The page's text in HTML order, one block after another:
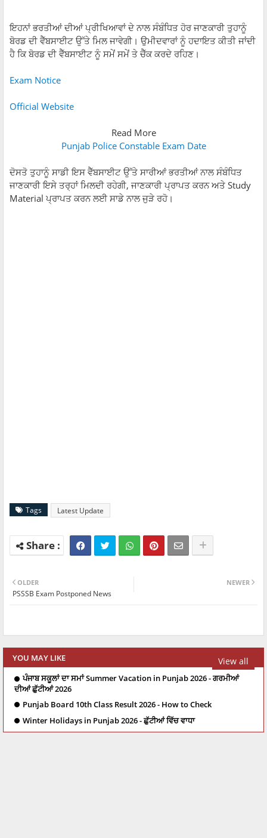
ਇਹਨਾਂ ਭਰਤੀਆਂ ਦੀਆਂ ਪ੍ਰੀਖਿਆਵਾਂ ਦੇ ਨਾਲ ਸੰਬੰਧਿਤ ਹੋਰ ਜਾਣਕਾਰੀ ਤੁਹਾਨੂੰ
ਬੋਰਡ ਦੀ ਵੈੱਬਸਾਈਟ ਉੱਤੇ ਮਿਲ ਜਾਵੇਗੀ। ਉਮੀਦਵਾਰਾਂ ਨੂੰ ਹਦਾਇਤ ਕੀਤੀ ਜਾਂਦੀ
ਹੈ ਕਿ ਬੋਰਡ ਦੀ ਵੈੱਬਸਾਈਟ ਨੂੰ ਸਮੇਂ ਸਮੇਂ ਤੇ ਚੈੱਕ ਕਰਦੇ ਰਹਿਣ।
Exam Notice
Official Website
Read More
Punjab Police Constable Exam Date
ਦੋਸਤੋ ਤੁਹਾਨੂੰ ਸਾਡੀ ਇਸ ਵੈੱਬਸਾਈਟ ਉੱਤੇ ਸਾਰੀਆਂ ਭਰਤੀਆਂ ਨਾਲ ਸੰਬੰਧਿਤ
ਜਾਣਕਾਰੀ ਇਸੇ ਤਰ੍ਹਾਂ ਮਿਲਦੀ ਰਹੇਗੀ, ਜਾਣਕਾਰੀ ਪ੍ਰਾਪਤ ਕਰਨ ਅਤੇ Study
Material ਪ੍ਰਾਪਤ ਕਰਨ ਲਈ ਸਾਡੇ ਨਾਲ ਜੁੜੇ ਰਹੋ।
Tags Latest Update
NEWER
OLDER
PSSSB Exam Postponed News
YOU MAY LIKE View all
ਪੰਜਾਬ ਸਕੂਲਾਂ ਦਾ ਸਮਾਂ Summer Vacation in Punjab 2026 - ਗਰਮੀਆਂ
ਦੀਆਂ ਛੁੱਟੀਆਂ 2026
Punjab Board 10th Class Result 2026 - How to Check
Winter Holidays in Punjab 2026 - ਛੁੱਟੀਆਂ ਵਿੱਚ ਵਾਧਾ